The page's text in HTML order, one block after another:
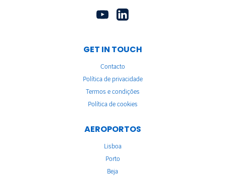
GET IN TOUCH
Contacto
Política de privacidade
Termos e condições
Política de cookies
AEROPORTOS
Lisboa
Porto
Beja